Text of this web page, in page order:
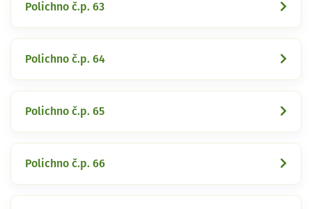
Polichno č.p. 63
Polichno č.p. 64
Polichno č.p. 65
Polichno č.p. 66